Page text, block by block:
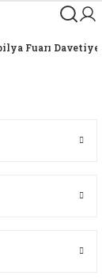
Fuarı Davetiye